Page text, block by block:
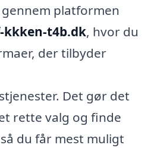
platformen
t4b.dk, hvor du
der tilbyder
Det gør det
rette valg og finde
du får mest muligt